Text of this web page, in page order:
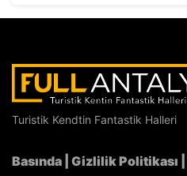
Turistik Kendtin Fantastik Halleri
Basında Gizlilik Politikası